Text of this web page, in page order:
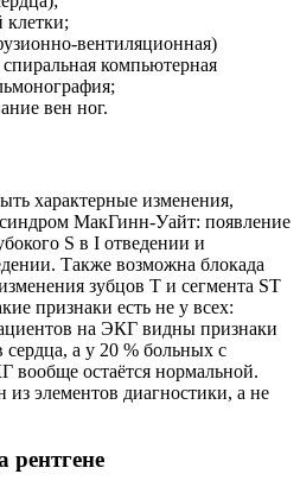
клетки;
компьютерная
вен ног.
характерные изменения,
МакГинн‑Уайт: появление
S в I отведении и
Также возможна блокада
зубцов T и сегмента ST
признаки есть не у всех:
на ЭКГ видны признаки
сердца, а у 20 % больных с
остаётся нормальной.
элементов диагностики, а не
рентгене